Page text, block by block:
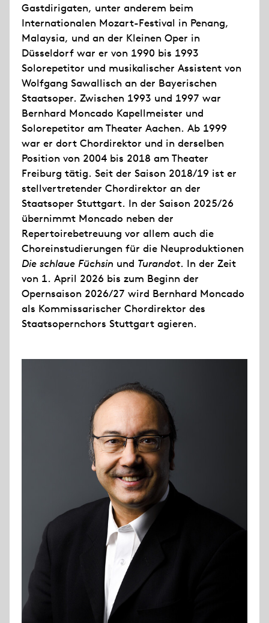
Gastdirigaten, unter anderem beim
Internationalen Mozart-Festival in Penang,
Malaysia, und an der Kleinen Oper in
Düsseldorf war er von 1990 bis 1993
Solorepetitor und musikalischer Assistent von
Wolfgang Sawallisch an der Bayerischen
Staatsoper. Zwischen 1993 und 1997 war
Bernhard Moncado Kapellmeister und
Solorepetitor am Theater Aachen. Ab 1999
war er dort Chordirektor und in derselben
Position von 2004 bis 2018 am Theater
Freiburg tätig. Seit der Saison 2018/19 ist er
stellvertretender Chordirektor an der
Staatsoper Stuttgart. In der Saison 2025/26
übernimmt Moncado neben der
Repertoirebetreuung vor allem auch die
Choreinstudierungen für die Neuproduktionen
Die schlaue Füchsin und Turandot. In der Zeit
von 1. April 2026 bis zum Beginn der
Opernsaison 2026/27 wird Bernhard Moncado
als Kommissarischer Chordirektor des
Staatsopernchors Stuttgart agieren.